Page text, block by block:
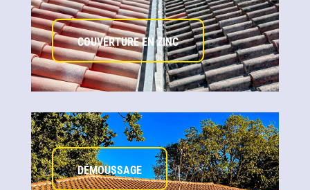
COUVERTURE EN ZINC
DÉMOUSSAGE